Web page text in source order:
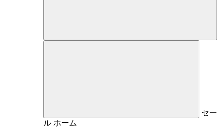
セー
ル ホーム